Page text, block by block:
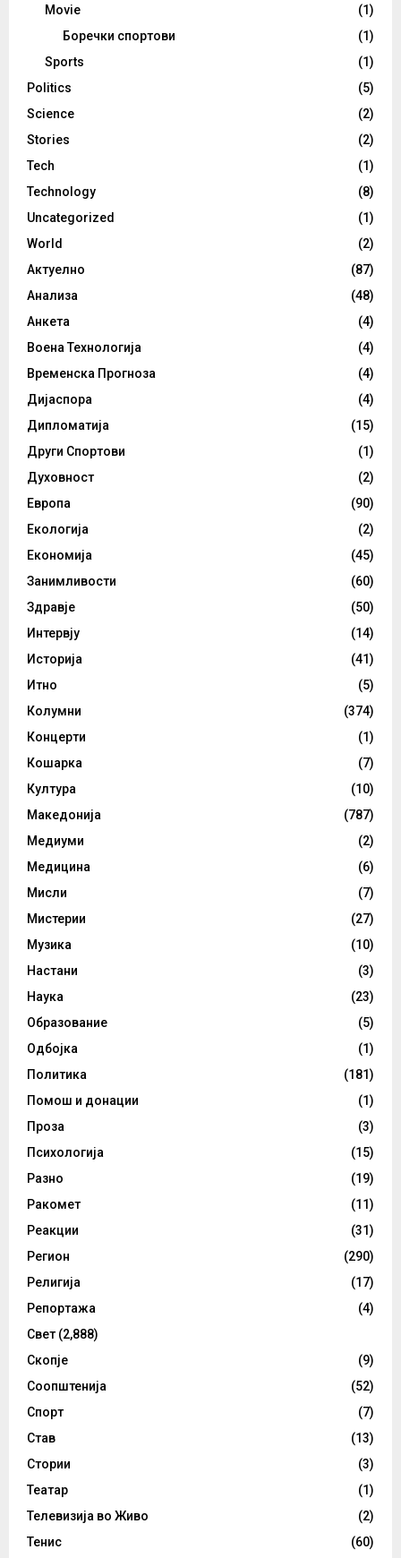
Movie
(1)
Боречки спортови
(1)
Sports
(1)
Politics
(5)
Science
(2)
Stories
(2)
Tech
(1)
Technology
(8)
Uncategorized
(1)
World
(2)
Актуелно
(87)
Анализа
(48)
Анкета
(4)
Воена Технологија
(4)
Временска Прогноза
(4)
Дијаспора
(4)
Дипломатија
(15)
Други Спортови
(1)
Духовност
(2)
Европа
(90)
Екологија
(2)
Економија
(45)
Занимливости
(60)
Здравје
(50)
Интервју
(14)
Историја
(41)
Итно
(5)
Колумни
(374)
Концерти
(1)
Кошарка
(7)
Култура
(10)
Македонија
(787)
Медиуми
(2)
Медицина
(6)
Мисли
(7)
Мистерии
(27)
Музика
(10)
Настани
(3)
Наука
(23)
Образование
(5)
Одбојка
(1)
Политика
(181)
Помош и донации
(1)
Проза
(3)
Психологија
(15)
Разно
(19)
Ракомет
(11)
Реакции
(31)
Регион
(290)
Религија
(17)
Репортажа
(4)
Свет (2,888)
Скопје
(9)
Соопштенија
(52)
Спорт
(7)
Став
(13)
Стории
(3)
Театар
(1)
Телевизија во Живо
(2)
Тенис
(60)